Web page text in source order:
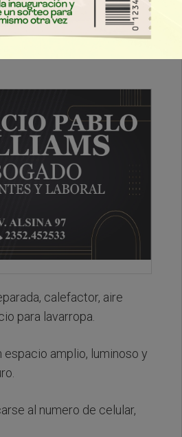
excelente departamento de
el Barrio de Belgrano a una
calefactor, aire
para lavarropa.
espacio amplio, luminoso y
al numero de celular,